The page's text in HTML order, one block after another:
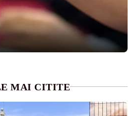
MAI CITITE